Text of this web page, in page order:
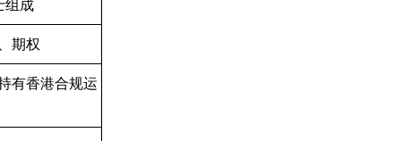
组成
期权
有香港合规运